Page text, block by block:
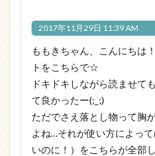
2017年11月29日 11:39 AM
ももきちゃん、こんにちは
トをこちらで☆
ドキドキしながら読ませて
て良かったー(;_;)
ただでさえ落とし物って胸
よね…それが使い方によっ
いのに！）をこちらが全部